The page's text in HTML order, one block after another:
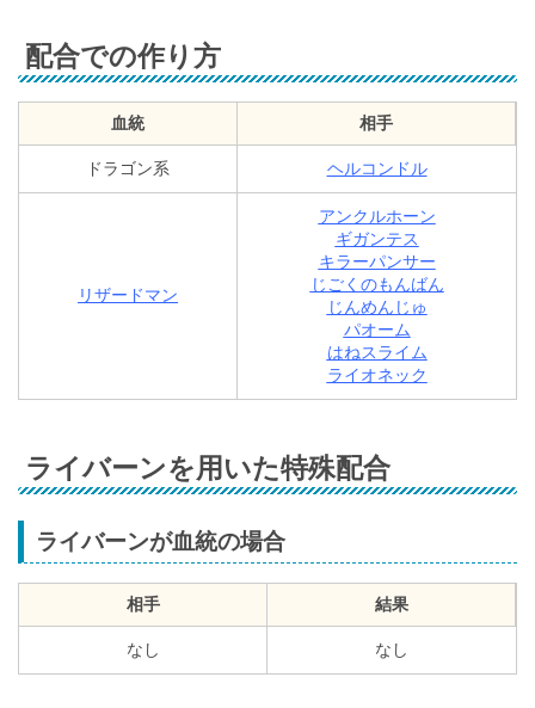
配合での作り方
血統 相手
ドラゴン系 ヘルコンドル
リザードマン
アンクルホーン
ギガンテス
キラーパンサー
じごくのもんばん
じんめんじゅ
パオーム
はねスライム
ライオネック
ライバーンを用いた特殊配合
ライバーンが血統の場合
相手 結果
なし なし